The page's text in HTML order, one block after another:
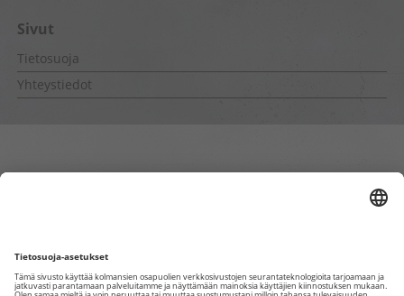
Sivut
Tietosuoja
Yhteystiedot